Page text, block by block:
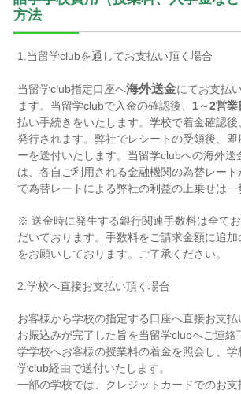
方法
1.当留学clubを通してお支払い頂く場合
当留学club指定口座へ海外送金にてお支払
ます。当留学clubで入金の確認後、 1～2営業
払い手続きをいたします。学校で着金確認
発行されます。弊社でレシートの受領後、
ーを送付いたします。当留学clubへの海外送
は、各自ご利用される金融機関の為替レー
で為替レートによる弊社の利益の上乗せは一
※ 送金時に発生する銀行関連手数料は全て
だいております。手数料をご請求金額に追
をお願いしております。ご了承ください。
2.学校へ直接お支払い頂く場合
お客様から学校の指定する口座へ直接お支払
お振込みが完了した旨を当留学clubへご連絡
学学校へお客様の授業料の着金を照会し、
学club経由で送付いたします。
一部の学校では、クレジットカードでのお支